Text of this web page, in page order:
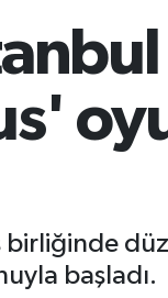
BİST100
13.779
%-14
başladı.